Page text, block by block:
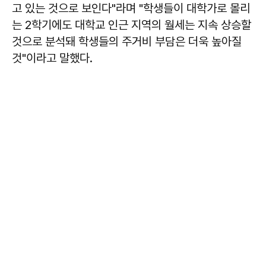
고 있는 것으로 보인다"라며 "학생들이 대학가로 몰리
는 2학기에도 대학교 인근 지역의 월세는 지속 상승할
것으로 분석돼 학생들의 주거비 부담은 더욱 높아질
것"이라고 말했다.